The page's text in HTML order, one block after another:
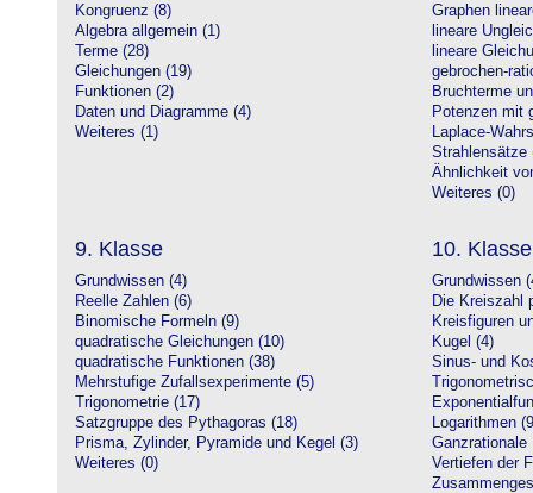
Kongruenz (8)
Algebra allgemein (1)
Terme (28)
Gleichungen (19)
Funktionen (2)
Daten und Diagramme (4)
Weiteres (1)
Graphen
lineare
lineare
gebrochen-
Bruchterme
Potenzen mit
Laplace-
Strahlensätze
Ähnlichkeit
Weiteres (0)
9. Klasse
Grundwissen (4)
Reelle Zahlen (6)
Binomische Formeln (9)
quadratische Gleichungen (10)
quadratische Funktionen (38)
Mehrstufige Zufallsexperimente (5)
Trigonometrie (17)
Satzgruppe des Pythagoras (18)
Prisma, Zylinder, Pyramide und Kegel (3)
Weiteres (0)
10. Klasse
Grundwissen
Die Kreiszahl
Kreisfiguren
Kugel (4)
Sinus- und
Logarithmen
Ganzrationale
Vertiefen der